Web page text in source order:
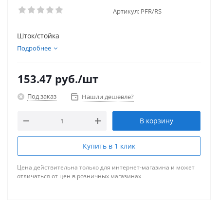
Артикул: PFR/RS
Шток/стойка
Подробнее
153.47 руб./шт
Под заказ Нашли дешевле?
В корзину
Купить в 1 клик
Цена действительна только для интернет-магазина и может
отличаться от цен в розничных магазинах